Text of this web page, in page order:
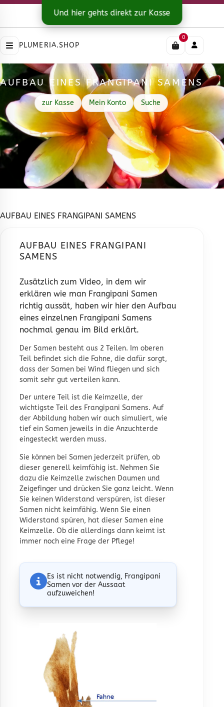
Kontakt|Versandarten
PLUMERIA.SHOP
0
AUFBAU EINES FRANGIPANI SAMENS
zur Kasse Mein Konto Suche
AUFBAU EINES FRANGIPANI SAMENS
AUFBAU EINES FRANGIPANI
SAMENS
Zusätzlich zum Video, in dem wir
erklären wie man Frangipani Samen
richtig aussät, haben wir hier den Aufbau
eines einzelnen Frangipani Samens
nochmal genau im Bild erklärt.
Der Samen besteht aus 2 Teilen. Im oberen
Teil befindet sich die Fahne, die dafür sorgt,
dass der Samen bei Wind fliegen und sich
somit sehr gut verteilen kann.
Der untere Teil ist die Keimzelle, der
wichtigste Teil des Frangipani Samens. Auf
der Abbildung haben wir auch simuliert, wie
tief ein Samen jeweils in die Anzuchterde
eingesteckt werden muss.
Sie können bei Samen jederzeit prüfen, ob
dieser generell keimfähig ist. Nehmen Sie
dazu die Keimzelle zwischen Daumen und
Zeigefinger und drücken Sie ganz leicht. Wenn
Sie keinen Widerstand verspüren, ist dieser
Samen nicht keimfähig. Wenn Sie einen
Widerstand spüren, hat dieser Samen eine
Keimzelle. Ob die allerdings dann keimt ist
immer noch eine Frage der Pflege!
Es ist nicht notwendig, Frangipani
Samen vor der Aussaat
aufzuweichen!
Und hier gehts direkt zur Kasse